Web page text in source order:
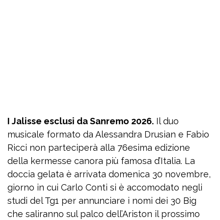
I Jalisse esclusi da Sanremo 2026. Il duo
musicale formato da Alessandra Drusian e Fabio
Ricci non parteciperà alla 76esima edizione
della kermesse canora più famosa d’Italia. La
doccia gelata è arrivata domenica 30 novembre,
giorno in cui Carlo Conti si è accomodato negli
studi del Tg1 per annunciare i nomi dei 30 Big
che saliranno sul palco dell’Ariston il prossimo